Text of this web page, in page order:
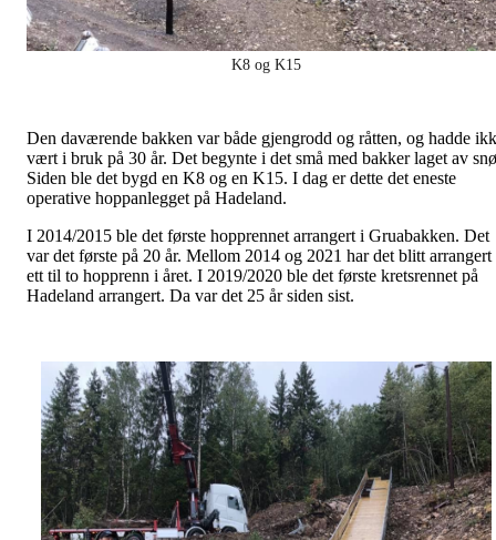
K8 og K15
Den daværende bakken var både gjengrodd og råtten, og hadde
vært i bruk på 30 år. Det begynte i det små med bakker laget av
Siden ble det bygd en K8 og en K15. I dag er dette det eneste
operative hoppanlegget på Hadeland.
I 2014/2015 ble det første hopprennet arrangert i Gruabakken. Det
var det første på 20 år. Mellom 2014 og 2021 har det blitt arrangert
ett til to hopprenn i året. I 2019/2020 ble det første kretsrennet på
Hadeland arrangert. Da var det 25 år siden sist.